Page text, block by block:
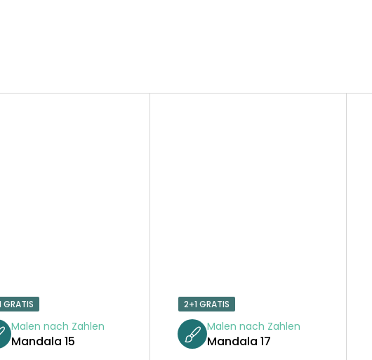
GRATIS
Malen nach Zahlen
Mandala 15
2+1 GRATIS
Malen nach Zahlen
Mandala 17